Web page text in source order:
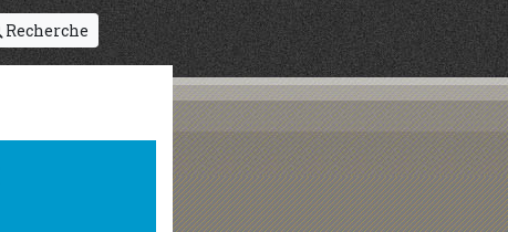
Recherche